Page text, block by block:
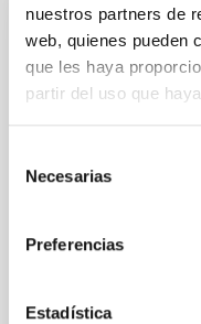
nuestros partners de
web, quienes pueden
que les haya
partir del uso que
Necesarias
Preferencias
Estadística
CON ÁRBITRO
Clues to
galaxies at 1.2
SUSPENSE
quiescent
insights into star-
galaxies are redder